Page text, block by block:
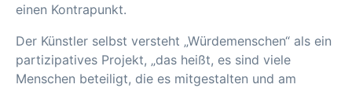
einen Kontrapunkt.
Der Künstler selbst versteht „Würdemenschen“ als ein
partizipatives Projekt, „das heißt, es sind viele
Menschen beteiligt, die es mitgestalten und am